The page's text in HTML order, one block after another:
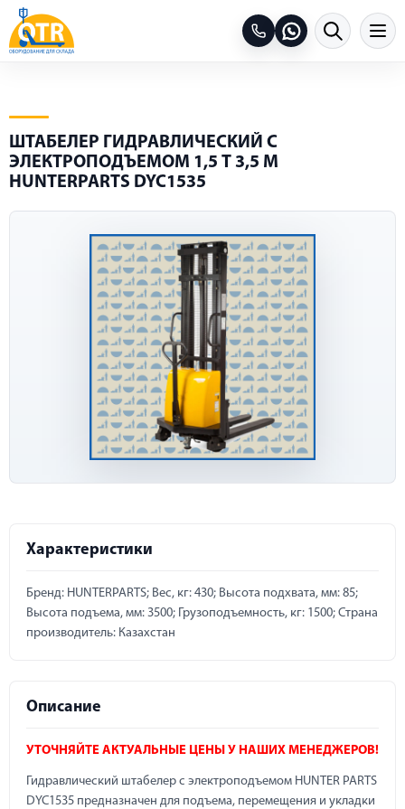
ШТАБЕЛЕР ГИДРАВЛИЧЕСКИЙ С
ЭЛЕКТРОПОДЪЕМОМ 1,5 Т 3,5 М
HUNTERPARTS DYC1535
Характеристики
Бренд: HUNTERPARTS; Вес, кг: 430; Высота подхвата, мм: 85;
Высота подъема, мм: 3500; Грузоподъемность, кг: 1500; Страна
производитель: Казахстан
Описание
УТОЧНЯЙТЕ АКТУАЛЬНЫЕ ЦЕНЫ У НАШИХ МЕНЕДЖЕРОВ!
Гидравлический штабелер с электроподъемом HUNTER PARTS
DYC1535 предназначен для подъема, перемещения и укладки